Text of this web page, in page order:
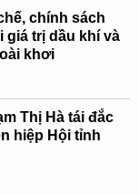
chính sách
giá trị dầu khí và
khơi
Thị Hà tái đắc
hiệp Hội tỉnh